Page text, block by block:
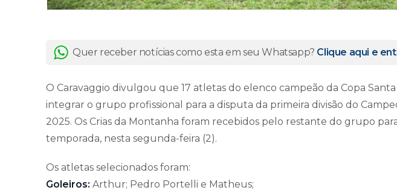
Quer receber notícias como esta em seu Whatsapp? Clique aqui e
O Caravaggio divulgou que 17 atletas do elenco campeão da Copa Santa
integrar o grupo profissional para a disputa da primeira divisão do
2025. Os Crias da Montanha foram recebidos pelo restante do grupo
temporada, nesta segunda-feira (2).
Os atletas selecionados foram:
Goleiros: Arthur; Pedro Portelli e Matheus;